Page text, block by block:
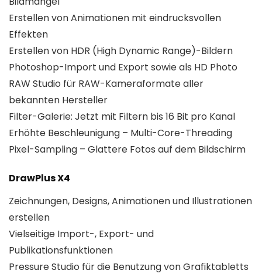
Erstellen von Animationen mit eindrucksvollen
Effekten
Erstellen von HDR (High Dynamic Range)-Bildern
Photoshop-Import und Export sowie als HD Photo
RAW Studio für RAW-Kameraformate aller
bekannten Hersteller
Filter-Galerie: Jetzt mit Filtern bis 16 Bit pro Kanal
Erhöhte Beschleunigung – Multi-Core-Threading
Pixel-Sampling – Glattere Fotos auf dem Bildschirm
DrawPlus X4
Zeichnungen, Designs, Animationen und Illustrationen
erstellen
Vielseitige Import-, Export- und
Publikationsfunktionen
Pressure Studio für die Benutzung von Grafiktabletts